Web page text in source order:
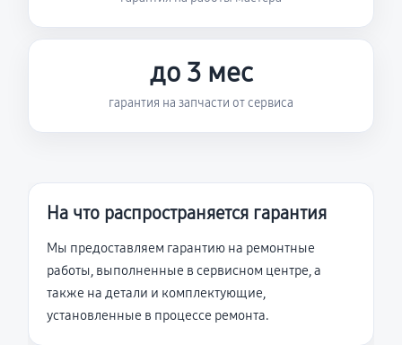
до 3 мес
гарантия на запчасти от сервиса
На что распространяется гарантия
Мы предоставляем гарантию на ремонтные
работы, выполненные в сервисном центре, а
также на детали и комплектующие,
установленные в процессе ремонта.